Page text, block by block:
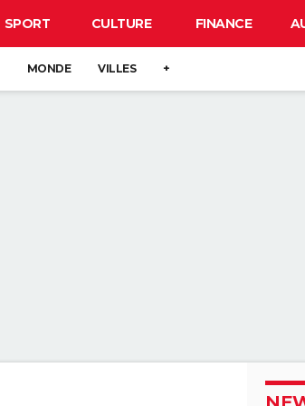
SPORT CULTURE FINANCE
MONDE VILLES +